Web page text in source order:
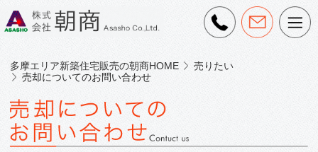
多摩エリア新築住宅販売の朝商HOME
売りたい
売却についてのお問い合わせ